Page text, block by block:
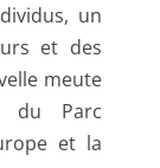
un
et des
meute
du Parc
et la